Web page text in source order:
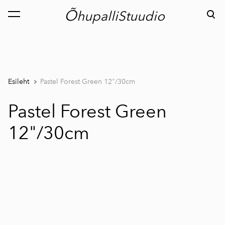
ÕhupalliStuudio
lisati ostukorvi. Vaata ostukorvi
Esileht Pastel Forest Green 12"/30cm
Pastel Forest Green
12"/30cm